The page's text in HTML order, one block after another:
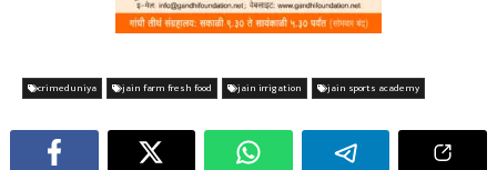
crimeduniya jain farm fresh food jain irrigation jain sports academy